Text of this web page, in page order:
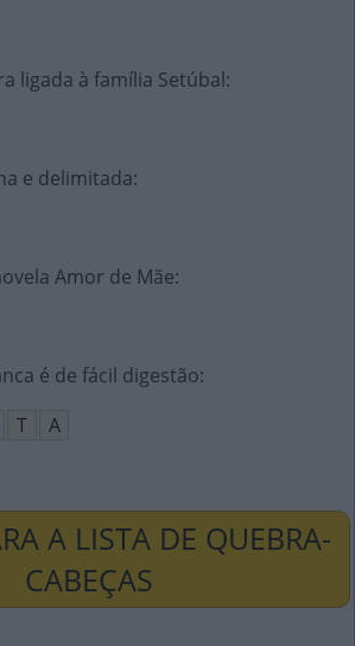
ligada à família Setúbal:
e delimitada:
Amor de Mãe:
é de fácil digestão:
T A
A LISTA DE QUEBRA-
CABEÇAS